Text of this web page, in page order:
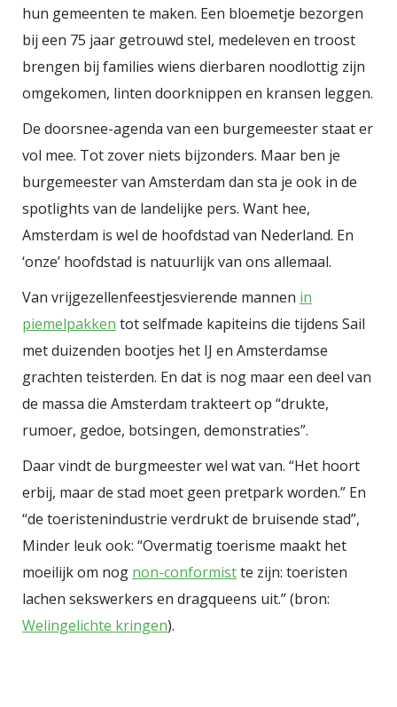
hun gemeenten te maken. Een bloemetje bezorgen
bij een 75 jaar getrouwd stel, medeleven en troost
brengen bij families wiens dierbaren noodlottig zijn
omgekomen, linten doorknippen en kransen leggen.
De doorsnee-agenda van een burgemeester staat er
vol mee. Tot zover niets bijzonders. Maar ben je
burgemeester van Amsterdam dan sta je ook in de
spotlights van de landelijke pers. Want hee,
Amsterdam is wel de hoofdstad van Nederland. En
‘onze’ hoofdstad is natuurlijk van ons allemaal.
Van vrijgezellenfeestjesvierende mannen in
piemelpakken tot selfmade kapiteins die tijdens Sail
met duizenden bootjes het IJ en Amsterdamse
grachten teisterden. En dat is nog maar een deel van
de massa die Amsterdam trakteert op “drukte,
rumoer, gedoe, botsingen, demonstraties”.
Daar vindt de burgmeester wel wat van. “Het hoort
erbij, maar de stad moet geen pretpark worden.” En
“de toeristenindustrie verdrukt de bruisende stad”,
Minder leuk ook: “Overmatig toerisme maakt het
moeilijk om nog non-conformistte zijn: toeristen
lachen sekswerkers en dragqueens uit.” (bron:
Welingelichte kringen).